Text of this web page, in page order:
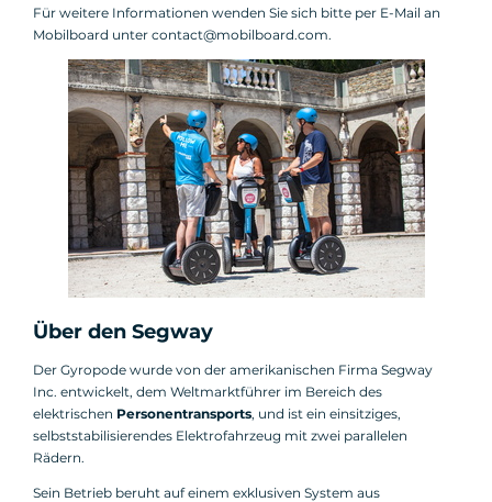
Für weitere Informationen wenden Sie sich bitte per E-Mail an
Mobilboard unter contact@mobilboard.com.
Über den Segway
Der Gyropode wurde von der amerikanischen Firma Segway
Inc. entwickelt, dem Weltmarktführer im Bereich des
elektrischen Personentransports, und ist ein einsitziges,
selbststabilisierendes Elektrofahrzeug mit zwei parallelen
Rädern.
Sein Betrieb beruht auf einem exklusiven System aus